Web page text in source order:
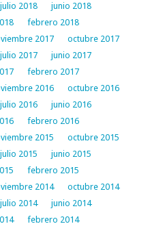
julio 2018
junio 2018
febrero 2018
2017
octubre 2017
julio 2017
junio 2017
febrero 2017
2016
octubre 2016
julio 2016
junio 2016
febrero 2016
2015
octubre 2015
julio 2015
junio 2015
febrero 2015
2014
octubre 2014
julio 2014
junio 2014
febrero 2014